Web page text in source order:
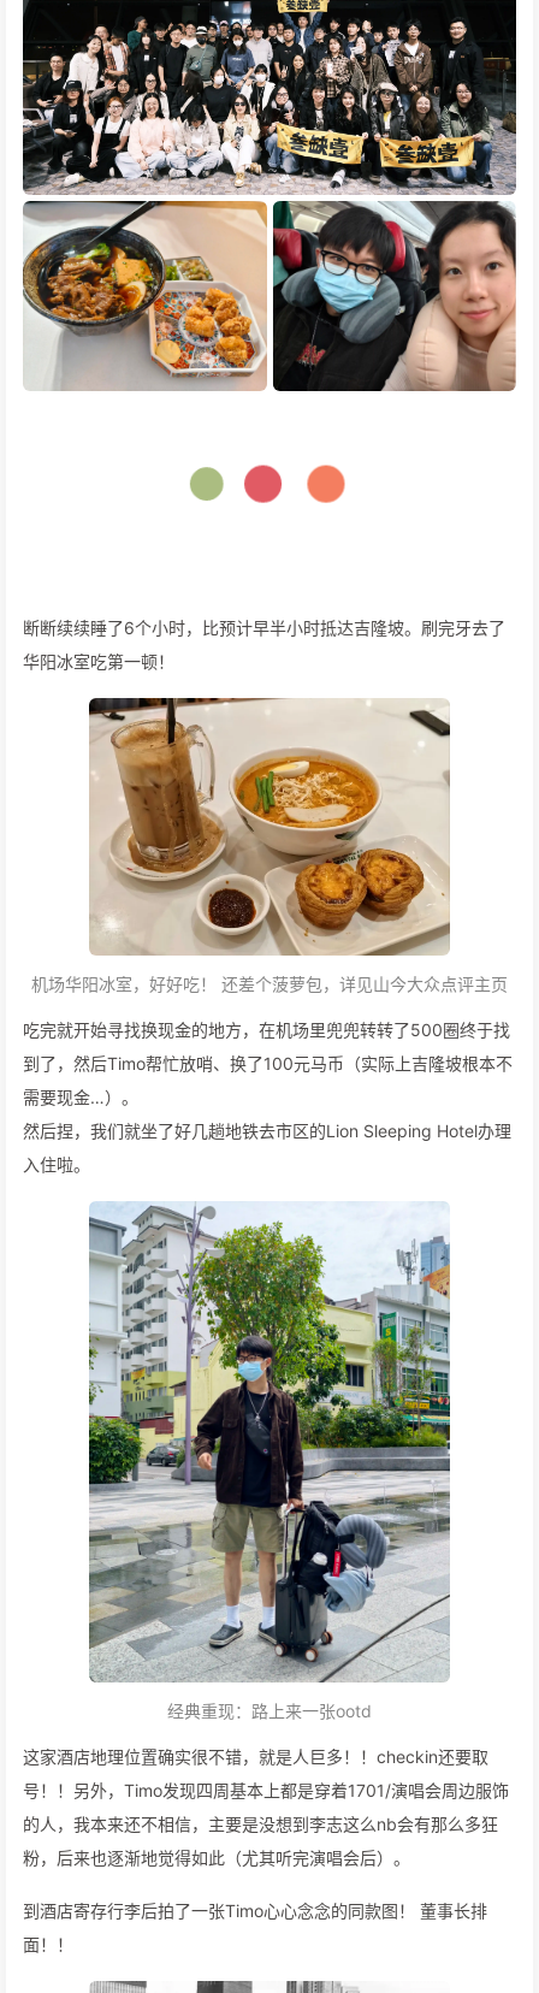
断断续续睡了6个小时，比预计早半小时抵达吉隆坡。刷完牙去了
华阳冰室吃第一顿！
机场华阳冰室，好好吃！ 还差个菠萝包，详见山今大众点评主页
吃完就开始寻找换现金的地方，在机场里兜兜转转了500圈终于找
到了，然后Timo帮忙放哨、换了100元马币（实际上吉隆坡根本不
需要现金…）。
然后捏，我们就坐了好几趟地铁去市区的Lion Sleeping Hotel办理
入住啦。
经典重现：路上来一张ootd
这家酒店地理位置确实很不错，就是人巨多！！checkin还要取
号！！另外，Timo发现四周基本上都是穿着1701/演唱会周边服饰
的人，我本来还不相信，主要是没想到李志这么nb会有那么多狂
粉，后来也逐渐地觉得如此（尤其听完演唱会后）。
到酒店寄存行李后拍了一张Timo心心念念的同款图！ 董事长排
面！！